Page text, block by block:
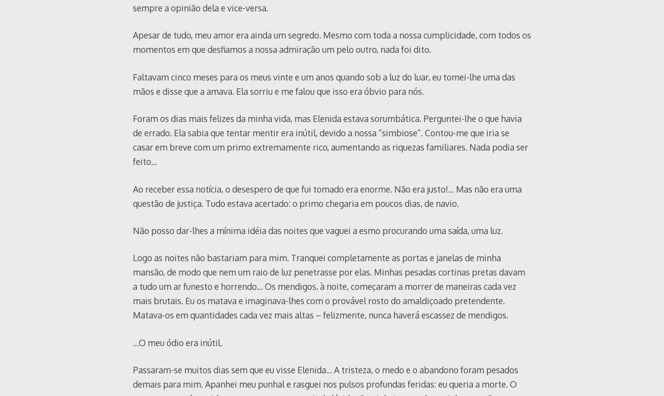
sempre a opinião dela e vice-versa.
Apesar de tudo, meu amor era ainda um segredo. Mesmo com toda a nossa cumplicidade, com todos os
momentos em que desfiamos a nossa admiração um pelo outro, nada foi dito.
Faltavam cinco meses para os meus vinte e um anos quando sob a luz do luar, eu tomei-lhe uma das
mãos e disse que a amava. Ela sorriu e me falou que isso era óbvio para nós.
Foram os dias mais felizes da minha vida, mas Elenida estava sorumbática. Perguntei-lhe o que havia
de errado. Ela sabia que tentar mentir era inútil, devido a nossa “simbiose”. Contou-me que iria se
casar em breve com um primo extremamente rico, aumentando as riquezas familiares. Nada podia ser
feito…
Ao receber essa notícia, o desespero de que fui tomado era enorme. Não era justo!… Mas não era uma
questão de justiça. Tudo estava acertado: o primo chegaria em poucos dias, de navio.
Não posso dar-lhes a mínima idéia das noites que vaguei a esmo procurando uma saída, uma luz.
Logo as noites não bastariam para mim. Tranquei completamente as portas e janelas de minha
mansão, de modo que nem um raio de luz penetrasse por elas. Minhas pesadas cortinas pretas davam
a tudo um ar funesto e horrendo… Os mendigos, à noite, começaram a morrer de maneiras cada vez
mais brutais. Eu os matava e imaginava-lhes com o provável rosto do amaldiçoado pretendente.
Matava-os em quantidades cada vez mais altas – felizmente, nunca haverá escassez de mendigos.
…O meu ódio era inútil.
Passaram-se muitos dias sem que eu visse Elenida… A tristeza, o medo e o abandono foram pesados
demais para mim. Apanhei meu punhal e rasguei nos pulsos profundas feridas: eu queria a morte. O